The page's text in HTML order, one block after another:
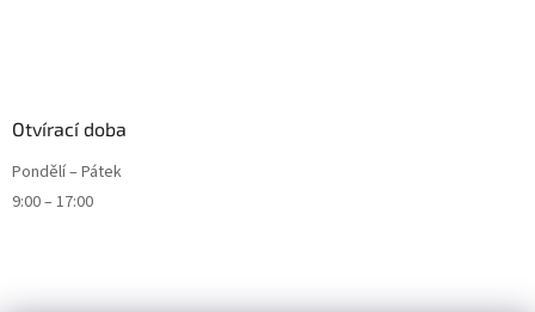
Otvírací doba
Pondělí – Pátek
9:00 – 17:00